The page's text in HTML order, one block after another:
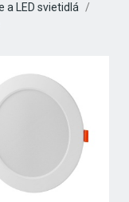
a LED svietidlá